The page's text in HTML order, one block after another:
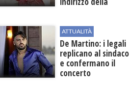
sviluppo
ATTUALITÀ
De Martino: i legali
replicano al sindaco
e confermano il
concerto